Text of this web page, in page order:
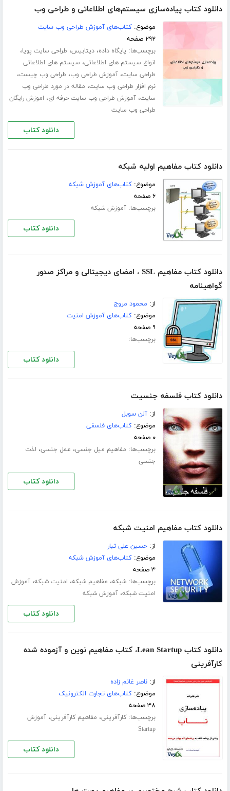
دانلود کتاب پیاده‌سازی سیستم‌های اطلاعاتی و طراحی وب
موضوع:کتاب‌های آموزش طراحی وب سایت
۲۹۲ صفحه
برچسب‌ها: پایگاه داده،دیتابیس، طراحی سایت پویا،
انواع سیستم های اطلاعاتی، سیستم های اطلاعاتی
طراحی سایت،آموزش طراحی وب، طراحی وب چیست،
نرم افزار طراحی وب سایت، مقاله در مورد طراحی وب
سایت،آموزش طراحی وب سایت حرفه ای، اموزش رایگان
طراحی وب سایت
دانلود کتاب
دانلود کتاب مفاهیم اولیه شبکه
موضوع:کتاب‌های آموزش شبکه
۶ صفحه
برچسب‌ها:آموزش شبکه
دانلود کتاب
دانلود کتاب مفاهیم SSL ، امضای دیجیتالی و مراکز صدور
گواهینامه
از: محمود مروج
موضوع:کتاب‌های آموزش امنیت
۹ صفحه
برچسب‌ها:
دانلود کتاب
دانلود کتاب فلسفه جنسیت
از:آلن سوبل
موضوع:کتاب‌های فلسفی
۰ صفحه
برچسب‌ها: مفاهیم میل جنسی، عمل جنسی، لذت
جنسی
دانلود کتاب
دانلود کتاب مفاهیم امنیت شبکه
از:حسین علی تبار
موضوع:کتاب‌های آموزش شبکه
۳ صفحه
برچسب‌ها:شبکه، مفاهیم شبکه، امنیت شبکه،آموزش
امنیت شبکه،آموزش شبکه
دانلود کتاب
دانلود کتاب Lean Startup، کتاب مفاهیم نوین و آزموده شده
کارآفرینی
از:ناصر غانم زاده
موضوع:کتاب‌های تجارت الکترونیک
۳۸ صفحه
برچسب‌ها:کارآفرینی، مفاهیم کارآفرینی،آموزش
Startup
دانلود کتاب